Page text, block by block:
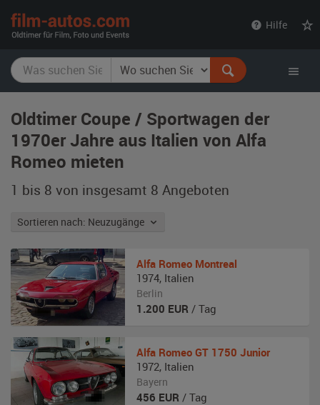
Hilfe
Oldtimer Coupe / Sportwagen der
1970er Jahre aus Italien von Alfa
Romeo mieten
1 bis 8 von insgesamt 8 Angeboten
Sortieren nach: Neuzugänge
Alfa Romeo Montreal
1974, Italien
Berlin
1.200 EUR / Tag
Alfa Romeo GT 1750 Junior
1972, Italien
Bayern
456 EUR / Tag